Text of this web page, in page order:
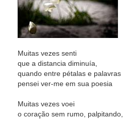
Muitas vezes senti
que a distancia diminuía,
quando entre pétalas e palavras
pensei ver-me em sua poesia
Muitas vezes voei
o coração sem rumo, palpitando,